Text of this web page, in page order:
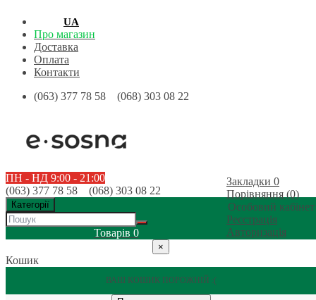
UA
Про магазин
Доставка
Оплата
Контакти
(063) 377 78 58 (068) 303 08 22
Закладки 0
Порівняння (0)
Особовий кабінет
Реєстрація
Авторизація
ПН - НД 9:00 - 21:00
(063) 377 78 58 (068) 303 08 22
Категорії
Товарів 0
×
Кошик
ВАШ КОШИК ПОРОЖНІЙ :(